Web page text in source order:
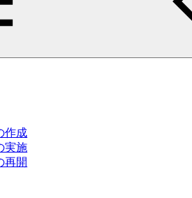
作成
実施
再開